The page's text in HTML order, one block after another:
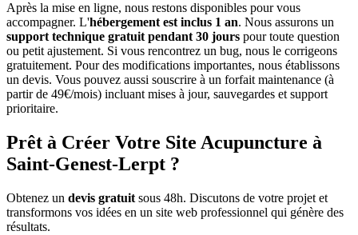
Après la mise en ligne, nous restons disponibles pour vous
accompagner. L'hébergement est inclus 1 an. Nous assurons un
support technique gratuit pendant 30 jours pour toute question
ou petit ajustement. Si vous rencontrez un bug, nous le corrigeons
gratuitement. Pour des modifications importantes, nous établissons
un devis. Vous pouvez aussi souscrire à un forfait maintenance (à
partir de 49€/mois) incluant mises à jour, sauvegardes et support
prioritaire.
Prêt à Créer Votre Site Acupuncture à
Saint-Genest-Lerpt ?
Obtenez un devis gratuit sous 48h. Discutons de votre projet et
transformons vos idées en un site web professionnel qui génère des
résultats.